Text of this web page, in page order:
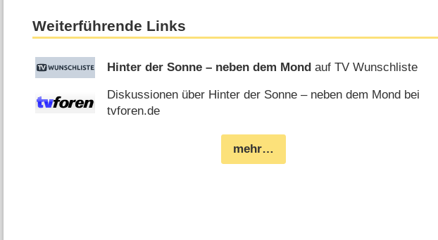
Weiterführende Links
Hinter der Sonne – neben dem Mond auf TV Wunschliste
Diskussionen über Hinter der Sonne – neben dem Mond bei
tvforen.de
mehr…